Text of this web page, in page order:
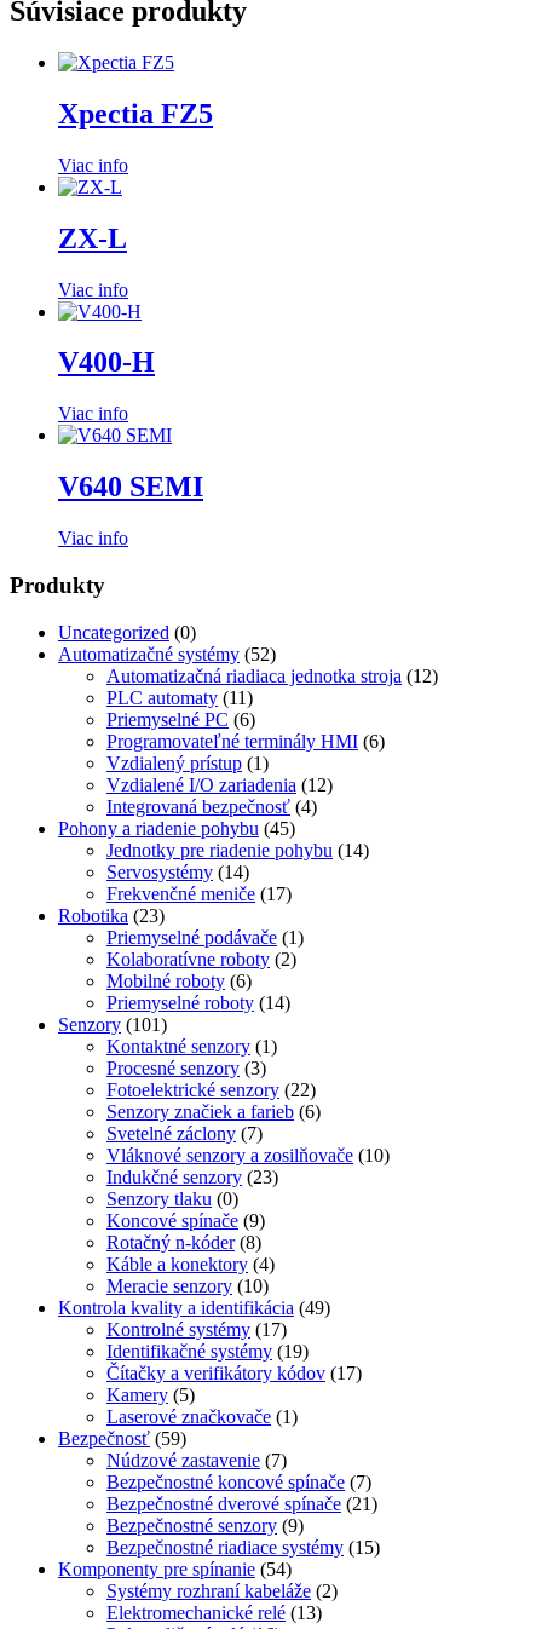
Súvisiace produkty
Xpectia FZ5
Viac info
ZX-L
Viac info
V400-H
Viac info
V640 SEMI
Viac info
Produkty
Uncategorized (0)
Automatizačné systémy (52)
Automatizačná riadiaca jednotka stroja (12)
PLC automaty (11)
Priemyselné PC (6)
Programovateľné terminály HMI (6)
Vzdialený prístup (1)
Vzdialené I/O zariadenia (12)
Integrovaná bezpečnosť (4)
Pohony a riadenie pohybu (45)
Jednotky pre riadenie pohybu (14)
Servosystémy (14)
Frekvenčné meniče (17)
Robotika (23)
Priemyselné podávače (1)
Kolaboratívne roboty (2)
Mobilné roboty (6)
Priemyselné roboty (14)
Senzory (101)
Kontaktné senzory (1)
Procesné senzory (3)
Fotoelektrické senzory (22)
Senzory značiek a farieb (6)
Svetelné záclony (7)
Vláknové senzory a zosilňovače (10)
Indukčné senzory (23)
Senzory tlaku (0)
Koncové spínače (9)
Rotačný n-kóder (8)
Káble a konektory (4)
Meracie senzory (10)
Kontrola kvality a identifikácia (49)
Kontrolné systémy (17)
Identifikačné systémy (19)
Čítačky a verifikátory kódov (17)
Kamery (5)
Laserové značkovače (1)
Bezpečnosť (59)
Núdzové zastavenie (7)
Bezpečnostné koncové spínače (7)
Bezpečnostné dverové spínače (21)
Bezpečnostné senzory (9)
Bezpečnostné riadiace systémy (15)
Komponenty pre spínanie (54)
Systémy rozhraní kabeláže (2)
Elektromechanické relé (13)